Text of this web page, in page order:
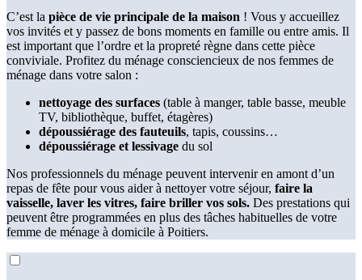
C’est la pièce de vie principale de la maison ! Vous y accueillez
vos invités et y passez de bons moments en famille ou entre amis. Il
est important que l’ordre et la propreté règne dans cette pièce
conviviale. Profitez du ménage consciencieux de nos femmes de
ménage dans votre salon :
nettoyage des surfaces (table à manger, table basse, meuble
TV, bibliothèque, buffet, étagères)
dépoussiérage des fauteuils, tapis, coussins…
dépoussiérage et lessivage du sol
Nos professionnels du ménage peuvent intervenir en amont d’un
repas de fête pour vous aider à nettoyer votre séjour, faire la
vaisselle, laver les vitres, faire briller vos sols. Des prestations qui
peuvent être programmées en plus des tâches habituelles de votre
femme de ménage à domicile à Poitiers.